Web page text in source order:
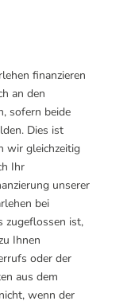
finanzieren
an den
sofern beide
Dies ist
wir gleichzeitig
Ihr
unserer
bei
zugeflossen ist,
Ihnen
oder der
aus dem
wenn der